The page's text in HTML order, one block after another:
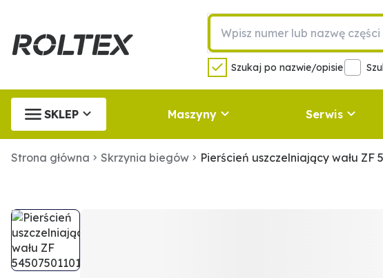
Szukaj po nazwie/opisie
SKLEP Maszyny Serwis
Strona główna Skrzynia biegów Pierścień uszczelniający wału ZF